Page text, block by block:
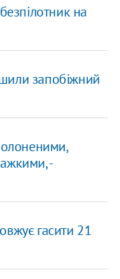
на
запобіжний
-
гасити 21